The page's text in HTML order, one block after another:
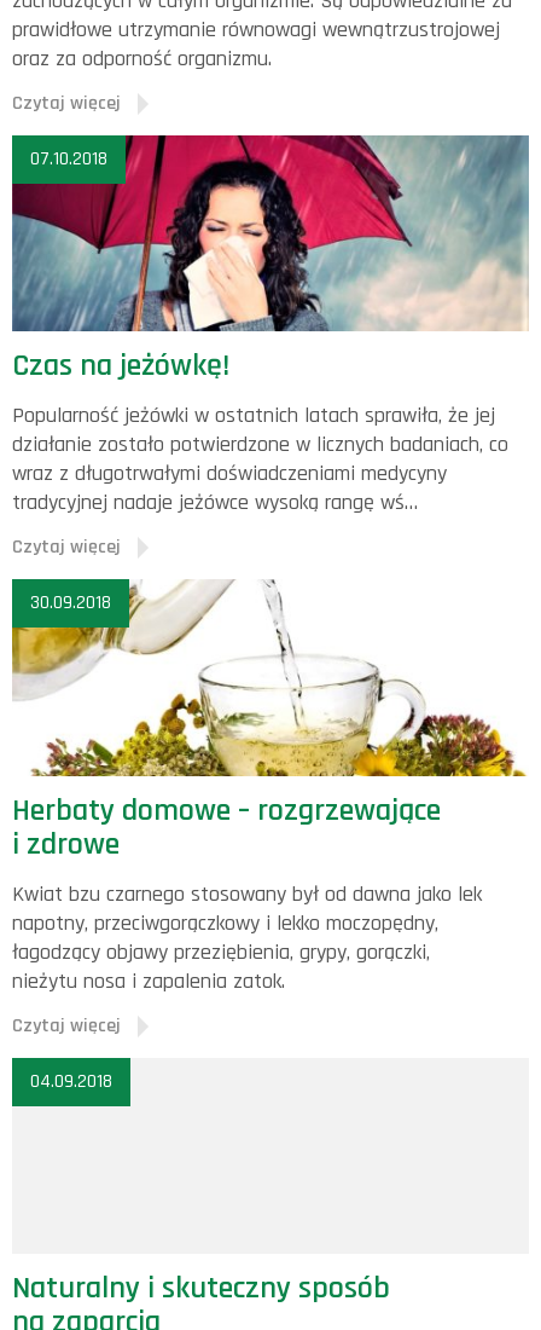
prawidłowe utrzymanie równowagi wewnątrzustrojowej
oraz za odporność organizmu.
Czytaj więcej
07.10.2018
Czas na jeżówkę!
Popularność jeżówki w ostatnich latach sprawiła, że jej
działanie zostało potwierdzone w licznych badaniach, co
wraz z długotrwałymi doświadczeniami medycyny
tradycyjnej nadaje jeżówce wysoką rangę wś…
Czytaj więcej
30.09.2018
Herbaty domowe – rozgrzewające
i zdrowe
Kwiat bzu czarnego stosowany był od dawna jako lek
napotny, przeciwgorączkowy i lekko moczopędny,
łagodzący objawy przeziębienia, grypy, gorączki,
nieżytu nosa i zapalenia zatok.
Czytaj więcej
04.09.2018
Naturalny i skuteczny sposób